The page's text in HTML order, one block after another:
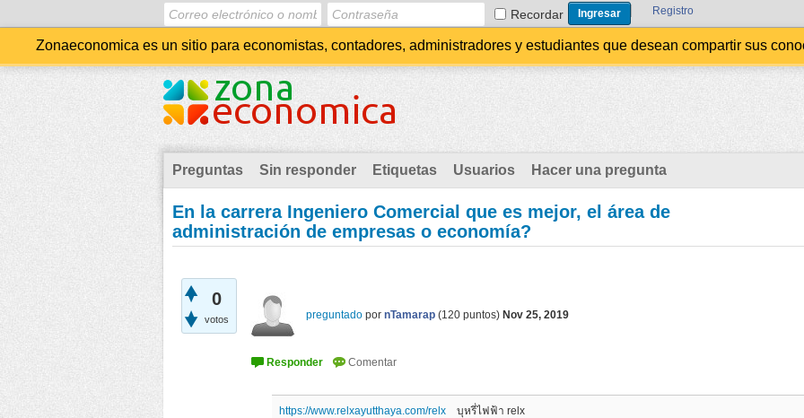
Recordar Registro
Zonaeconomica es un sitio para economistas, contadores, administradores y estudiantes que desean compartir sus
Preguntas Sin responder Etiquetas Usuarios Hacer una pregunta
En la carrera Ingeniero Comercial que es mejor, el área de
administración de empresas o economía?
0
votos preguntado por nTamarap (120 puntos) Nov 25, 2019
https://www.relxayutthaya.com/relx
บุหรี่ไฟฟ้า relx